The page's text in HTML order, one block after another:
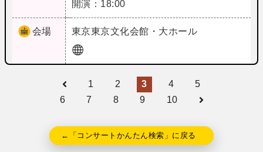
開演：18:00
会場 東京東京文化会館・大ホール
1 2 3 4
5
6
7 8 9 10
←「コンサートかんたん検索」に戻る